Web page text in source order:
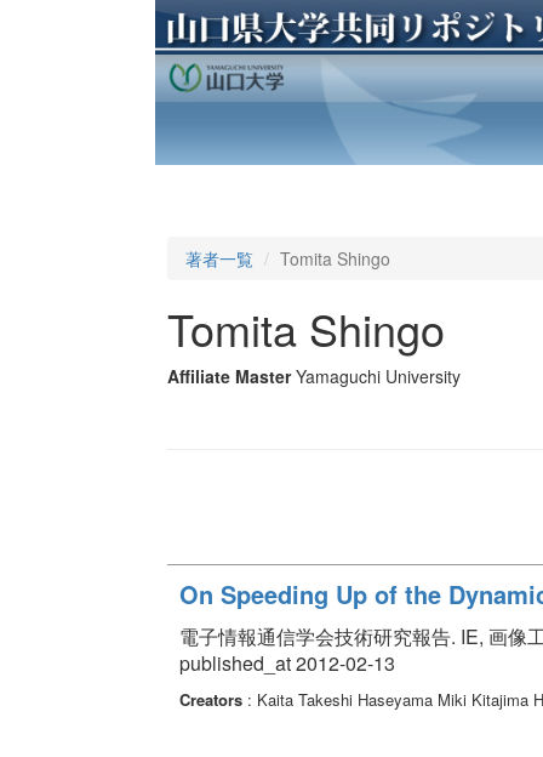
著者一覧 Tomita Shingo
Tomita Shingo
Affiliate Master Yamaguchi University
On Speeding Up of the
電子情報通信学会技術研究報告. IE, 画像
published_at 2012-02-13
Creators: Kaita Takeshi Haseyama Miki Kitajima